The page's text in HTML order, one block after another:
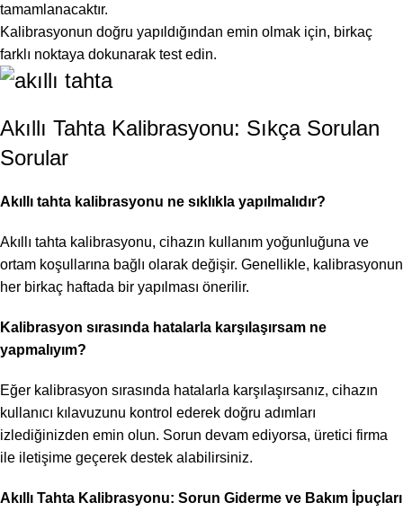
tamamlanacaktır.
Kalibrasyonun doğru yapıldığından emin olmak için, birkaç
farklı noktaya dokunarak test edin.
Akıllı Tahta Kalibrasyonu: Sıkça Sorulan
Sorular
Akıllı tahta kalibrasyonu ne sıklıkla yapılmalıdır?
Akıllı tahta kalibrasyonu, cihazın kullanım yoğunluğuna ve
ortam koşullarına bağlı olarak değişir. Genellikle, kalibrasyonun
her birkaç haftada bir yapılması önerilir.
Kalibrasyon sırasında hatalarla karşılaşırsam ne
yapmalıyım?
Eğer kalibrasyon sırasında hatalarla karşılaşırsanız, cihazın
kullanıcı kılavuzunu kontrol ederek doğru adımları
izlediğinizden emin olun. Sorun devam ediyorsa, üretici firma
ile iletişime geçerek destek alabilirsiniz.
Akıllı Tahta Kalibrasyonu: Sorun Giderme ve Bakım İpuçları